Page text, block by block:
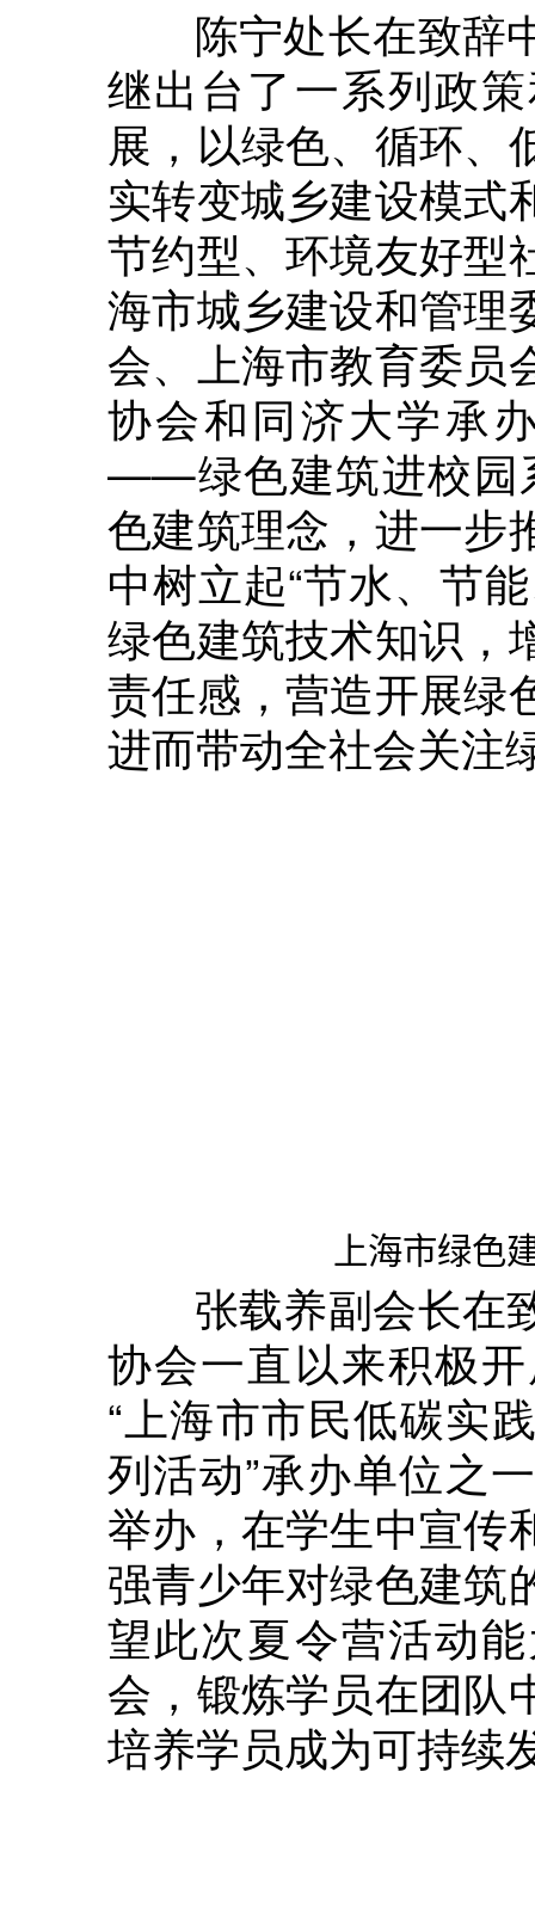
陈宁处长在致辞
继出台了一系列政
展，以绿色、循环、
实转变城乡建设模式
节约型、环境友好型
海市城乡建设和管理
会、上海市教育委员
协会和同济大学承
——绿色建筑进校园
色建筑理念，进一步
中树立起“节水、节
绿色建筑技术知识，
责任感，营造开展绿
进而带动全社会关注
上海市绿色
张载养副会长在
协会一直以来积极
“上海市市民低碳实
列活动”承办单位之
举办，在学生中宣传
强青少年对绿色建筑
望此次夏令营活动
会，锻炼学员在团队
培养学员成为可持续